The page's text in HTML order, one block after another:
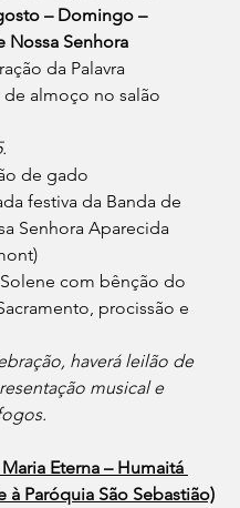
– Domingo –
Nossa Senhora
da Palavra
de almoço no salão
de gado
festiva da Banda de
Senhora Aparecida
Solene com bênção do
procissão e
haverá leilão de
musical e
Eterna – Humaitá
à Paróquia São Sebastião)